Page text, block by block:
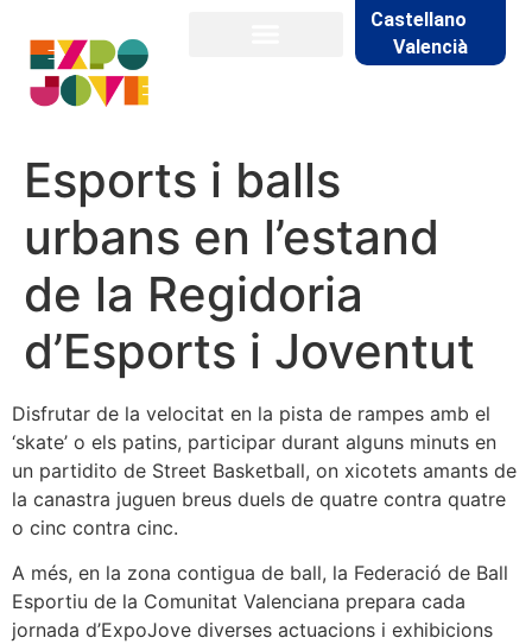
Castellano
Valencià
Esports i balls
urbans en l’estand
de la Regidoria
d’Esports i Joventut
Disfrutar de la velocitat en la pista de rampes amb el
‘skate’ o els patins, participar durant alguns minuts en
un partidito de Street Basketball, on xicotets amants de
la canastra juguen breus duels de quatre contra quatre
o cinc contra cinc.
A més, en la zona contigua de ball, la Federació de Ball
Esportiu de la Comunitat Valenciana prepara cada
jornada d’ExpoJove diverses actuacions i exhibicions